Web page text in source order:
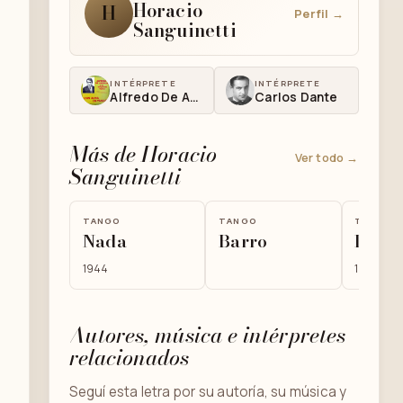
H Horacio
Sanguinetti
Perfil →
INTÉRPRETE
Alfredo De Angelis
INTÉRPRETE
Carlos Dante
Más de Horacio
Sanguinetti
Ver todo →
TANGO
Nada
1944
TANGO
Barro
TANGO
Los
1945
Autores, música e intérpretes
relacionados
Seguí esta letra por su autoría, su música y